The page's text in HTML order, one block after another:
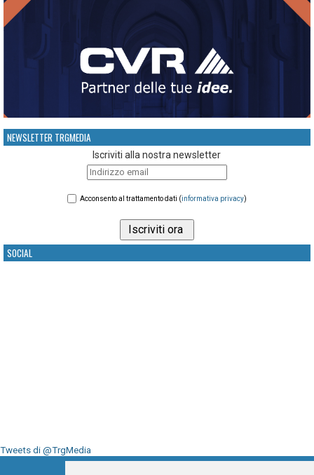
NEWSLETTER TRGMEDIA
Iscriviti alla nostra newsletter
Acconsento al trattamento dati (informativa privacy)
SOCIAL
Tweets di @TrgMedia